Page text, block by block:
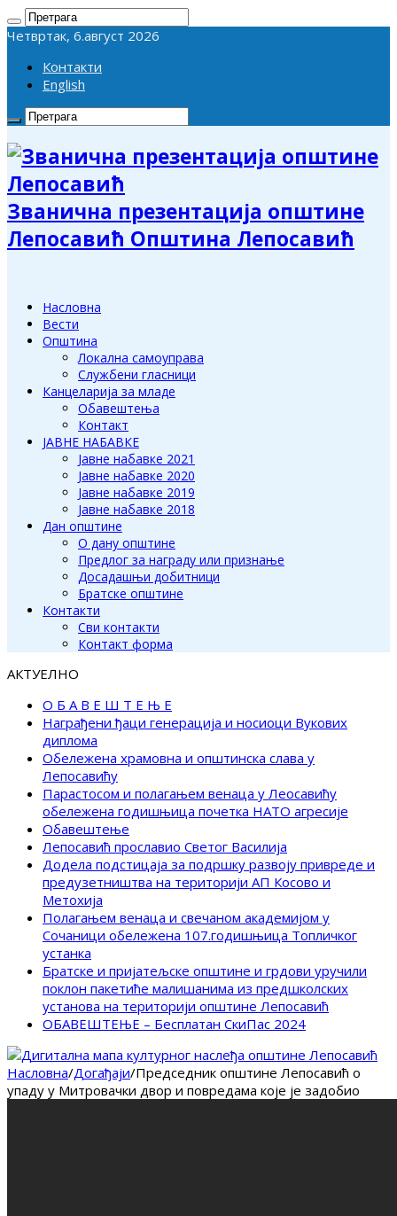
Четвртак, 6.август 2026
Контакти
English
Званична презентација општине
Лепосавић Општина Лепосавић
Насловна
Вести
Општина
Локална самоуправа
Службени гласници
Канцеларија за младе
Обавештења
Контакт
ЈАВНЕ НАБАВКЕ
Јавне набавке 2021
Јавне набавке 2020
Јавне набавке 2019
Јавне набавке 2018
Дан општине
О дану општине
Предлог за награду или признање
Досадашњи добитници
Братске општине
Контакти
Сви контакти
Контакт форма
АКТУЕЛНО
О Б А В Е Ш Т Е Њ Е
Награђени ђаци генерација и носиоци Вукових
диплома
Обележена храмовна и општинска слава у
Лепосавићу
Парастосом и полагањем венаца у Леосавићу
обележена годишњица почетка НАТО агресије
Обавештење
Лепосавић прославио Светог Василија
Додела подстицаја за подршку развоју привреде и
предузетништва на територији АП Косово и
Метохија
Полагањем венаца и свечаном академијом у
Сочаници обележена 107.годишњица Топличког
устанка
Братске и пријатељске општине и грдови уручили
поклон пакетиће малишанима из предшколских
установа на територији општине Лепосавић
ОБАВЕШТЕЊЕ – Бесплатан СкиПас 2024
Насловна/Догађаји/Председник општине Лепосавић о
упаду у Митровачки двор и повредама које је задобио